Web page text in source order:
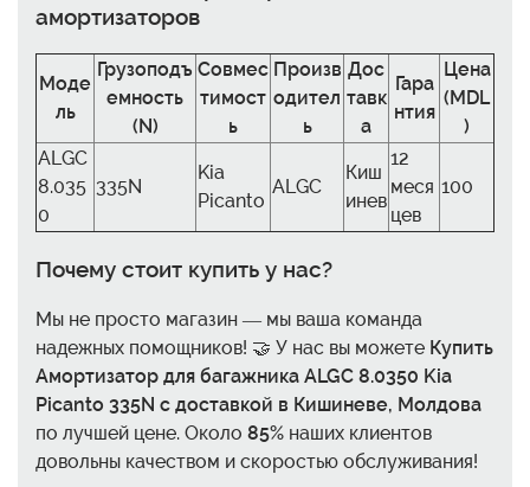
амортизаторов
Моде
ль
Грузоподъ
емность
(N)
Совмес
тимост
ь
Произв
одител
ь
Дос
тавк
а
Гара
нтия
Цена
(MDL
)
ALGC
8.035
0
335N
Kia
Picanto
ALGC
Киш
инев
12
меся
цев
100
Почему стоит купить у нас?
Мы не просто магазин — мы ваша команда
надежных помощников! 🤝 У нас вы можете Купить
Амортизатор для багажника ALGC 8.0350 Kia
Picanto 335N с доставкой в Кишиневе, Молдова
по лучшей цене. Около 85% наших клиентов
довольны качеством и скоростью обслуживания!